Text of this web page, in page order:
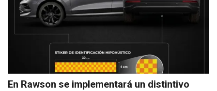
En Rawson se implementará un distintivo